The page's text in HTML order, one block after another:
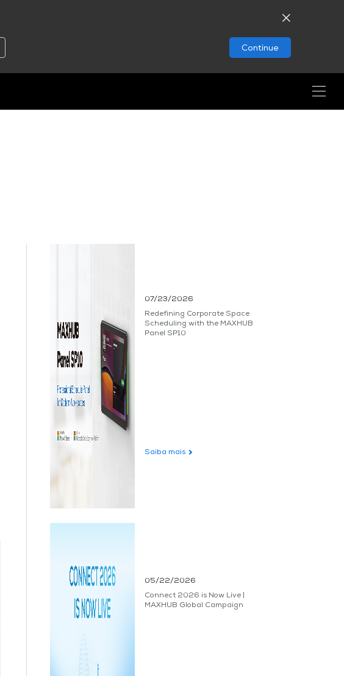
Continue
07/23/2026
Redefining Corporate Space
Scheduling with the MAXHUB
Panel SP10
Saiba mais
05/22/2026
Connect 2026 is Now Live |
MAXHUB Global Campaign